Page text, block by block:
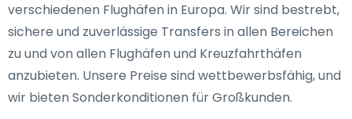
verschiedenen Flughäfen in Europa. Wir sind bestrebt,
sichere und zuverlässige Transfers in allen Bereichen
zu und von allen Flughäfen und Kreuzfahrthäfen
anzubieten. Unsere Preise sind wettbewerbsfähig, und
wir bieten Sonderkonditionen für Großkunden.